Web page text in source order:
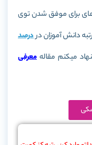
های برای موفق شدن توی
دانش آموزان دردرصد
میکنم مقاله معرفی